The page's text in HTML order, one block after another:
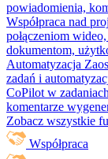
powiadomienia,
Współpraca nad
połączeniom
dokumentom,
Automatyzacja
zadań i
CoPilot w zadaniach
komentarze
Zobacz wszystkie
Współpraca